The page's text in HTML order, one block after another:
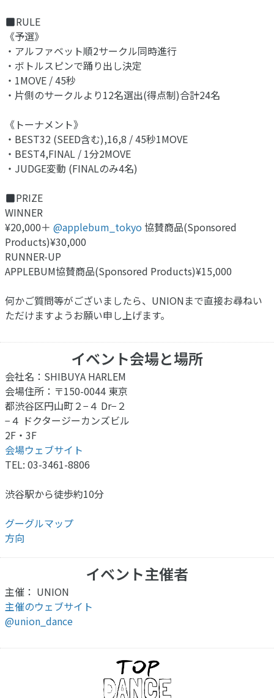
RULE
《予選》
・アルファベット順2サークル同時進行
・ボトルスピンで踊り出し決定
・1MOVE / 45秒
・片側のサークルより12名選出(得点制)合計24名
《トーナメント》
・BEST32 (SEED含む),16,8 / 45秒1MOVE
・BEST4,FINAL / 1分2MOVE
・JUDGE変動 (FINALのみ4名)
PRIZE
WINNER
¥20,000＋ @applebum_tokyo協賛商品(Sponsored
Products)¥30,000
RUNNER-UP
APPLEBUM協賛商品(Sponsored Products)¥15,000
何かご質問等がございましたら、UNIONまで直接お尋ねい
ただけますようお願い申し上げます。
イベント会場と場所
会社名：SHIBUYA HARLEM
会場住所：〒150-0044 東京
都渋谷区円山町２−４ Dr−２
−４ ドクタージーカンズビル
2F・3F
会場ウェブサイト
TEL: 03-3461-8806
渋谷駅から徒歩約10分
グーグルマップ
方向
イベント主催者
主催： UNION
主催のウェブサイト
@union_dance